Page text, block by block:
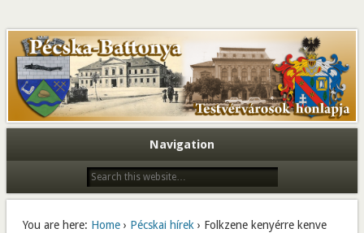
Navigation
You are here: Home› Pécskai hírek › Folkzene kenyérre kenve